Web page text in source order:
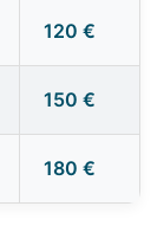
120 €
150 €
180 €